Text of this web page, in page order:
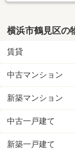
横浜市鶴見区の
賃貸
中古マンション
新築マンション
中古一戸建て
新築一戸建て